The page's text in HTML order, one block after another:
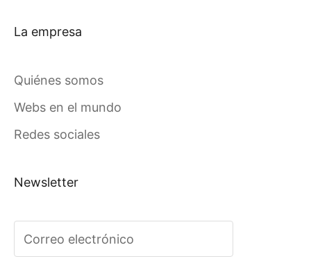
La empresa
Quiénes somos
Webs en el mundo
Redes sociales
Newsletter